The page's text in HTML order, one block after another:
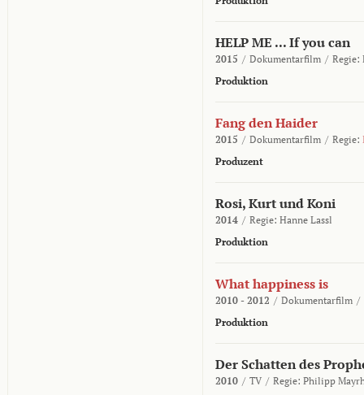
HELP ME ... If you can
2015 / Dokumentarfilm / Regie:
Produktion
Fang den Haider
2015 / Dokumentarfilm / Regie:
Produzent
Rosi, Kurt und Koni
2014 / Regie: Hanne Lassl
Produktion
What happiness is
2010 - 2012 / Dokumentarfilm /
Produktion
Der Schatten des
2010 / TV / Regie: Philipp